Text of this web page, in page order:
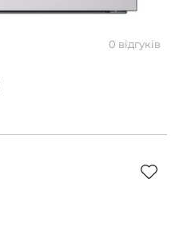
0 відгуків